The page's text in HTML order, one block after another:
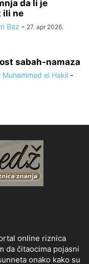
da li je
ili ne
Baz - 27. apr 2026.
sabah-namaza
Muhammed el Hakil -
online riznica
da čitaocima pojasni
onako kako su